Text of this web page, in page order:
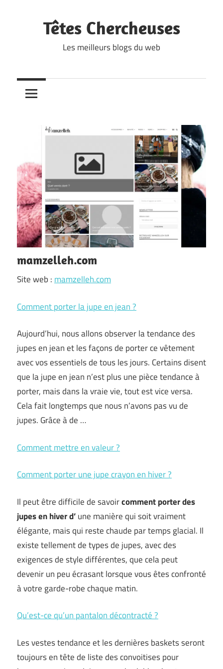
Têtes Chercheuses
Les meilleurs blogs du web
mamzelleh.com
Site web : mamzelleh.com
Comment porter la jupe en jean ?
Aujourd’hui, nous allons observer la tendance des
jupes en jean et les façons de porter ce vêtement
avec vos essentiels de tous les jours. Certains disent
que la jupe en jean n’est plus une pièce tendance à
porter, mais dans la vraie vie, tout est vice versa.
Cela fait longtemps que nous n’avons pas vu de
jupes. Grâce à de …
Comment mettre en valeur ?
Comment porter une jupe crayon en hiver ?
Il peut être difficile de savoircomment porter des
jupes en hiver d’une manière qui soit vraiment
élégante, mais qui reste chaude par temps glacial. Il
existe tellement de types de jupes, avec des
exigences de style différentes, que cela peut
devenir un peu écrasant lorsque vous êtes confronté
à votre garde-robe chaque matin.
Qu’est-ce qu’un pantalon décontracté ?
Les vestes tendance et les dernières baskets seront
toujours en tête de liste des convoitises pour